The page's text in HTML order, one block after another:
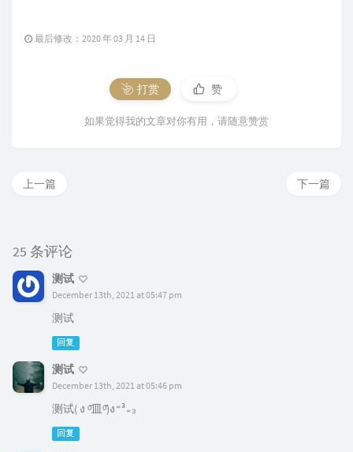
最后修改：2020 年 03 月 14 日
打赏 赞
如果觉得我的文章对你有用，请随意赞赏
下一篇
上一篇
25 条评论
测试
December 13th, 2021 at 05:47 pm
测试
回复
测试
December 13th, 2021 at 05:46 pm
测试( ง ᵒ̌皿ᵒ̌)ง⁼³₌₃
回复